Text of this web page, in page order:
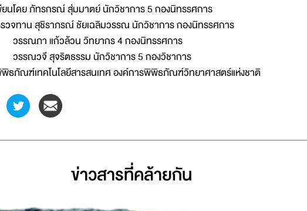
ยนโดย ภัทรกรณ์ สุ่มมาตย์ นักวิชาการ 5 กองนิทรรศการ
วจทาน สุชิราภรณ์ ชัยเฉลิมวรรณ นักวิชาการ กองนิทรรศการ
วรรณภา แก้วล้วน วิทยากร 4 กองนิทรรศการ
วรรณวจี สุจริตธรรม นักวิชาการ 5 กองวิชาการ
ธภัณฑ์เทคโนโลยีสารสนเทศ องค์การพิพิธภัณฑ์วิทยาศาสตร์แห่งชาติ
ข่าวสารที่่คล้ายกัน